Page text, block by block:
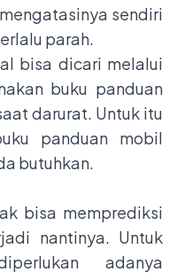
sendiri
parah.
bisa dicari melalui
buku panduan
darurat. Untuk itu
panduan mobil
butuhkan.
bisa memprediksi
nantinya. Untuk
adanya